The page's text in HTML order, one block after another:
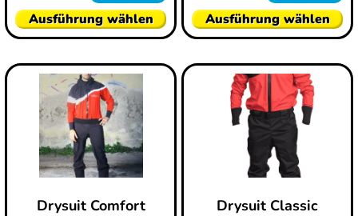
Ausführung wählen Ausführung wählen
Drysuit Comfort Drysuit Classic